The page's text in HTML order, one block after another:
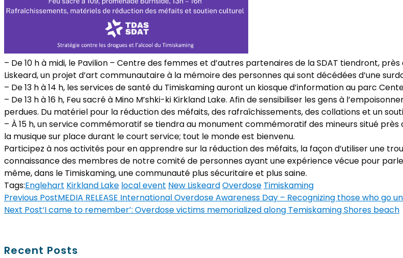
– De 10 h à midi, le Pavilion – Centre des femmes et d’autres partenaires de la SDAT tiendront,
Liskeard, un projet d’art communautaire à la mémoire des personnes qui sont décédées d’une
– De 13 h à 14 h, les services de santé du Timiskaming auront un kiosque d’information au parc
– De 13 h à 16 h, Feu sacré à Mino M’shki-ki Kirkland Lake. Afin de sensibiliser les gens à
perdues. Du matériel pour la réduction des méfaits, des rafraîchissements, des collations et un
– À 15 h, un service commémoratif se tiendra au monument commémoratif des mineurs situé
la musique sur place durant le court service; tout le monde est bienvenu.
Participez à nos activités pour en apprendre sur la réduction des méfaits, la façon d’utiliser une
connaissance des membres de notre comité de personnes ayant une expérience vécue pour
même, dans le Timiskaming, une communauté plus sécuritaire et plus saine.
Tags:Englehart Kirkland Lake local event New LiskeardOverdose Timiskaming
Previous PostMEDIA RELEASE International Overdose Awareness Day – Recognizing those who go
Next Post‘I came to remember’: Overdose victims memorialized along Temiskaming Shores beach
Recent Posts